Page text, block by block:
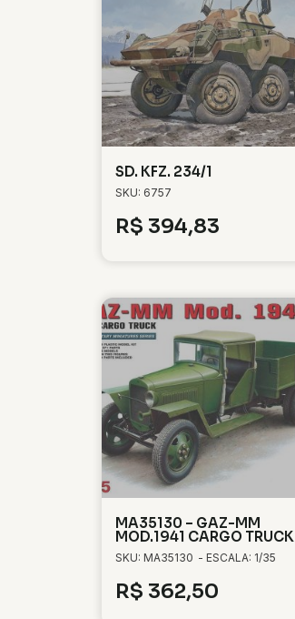
SD. KFZ. 234/1
SKU: 6757
R$ 394,83
MA35130 – GAZ-MM
MOD.1941 CARGO TRUCK
SKU: MA35130 - ESCALA: 1/35
R$ 362,50